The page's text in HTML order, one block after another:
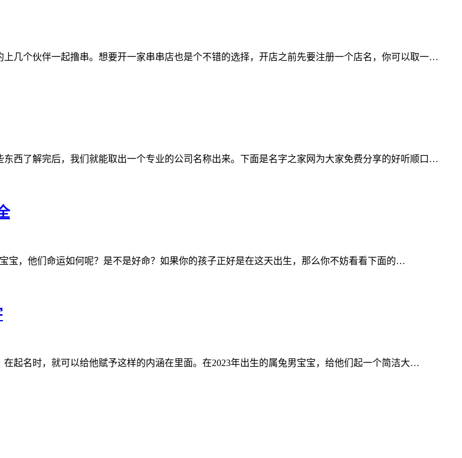
几个伙伴一起撸串。想要开一家串串店也是个不错的选择，开店之前先要注册一个店名，你可以取一…
西了解完后，我们就能取出一个专业的公司名称出来。下面是名字之家网为大家免费分享的好听顺口…
宝，他们命运如何呢？是不是好命？如果你的孩子正好是在这天出生，那么你不妨看看下面的…
起名时，就可以给他赋予这样的内涵在里面。在2023年出生的属兔男宝宝，给他们起一个简洁大…